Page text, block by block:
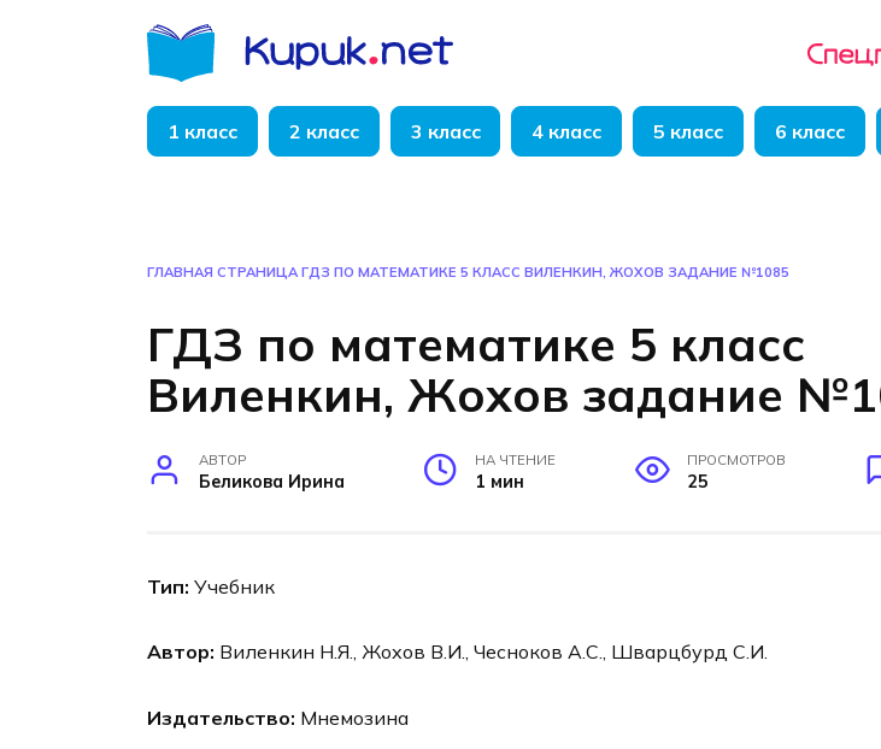
1 класс 2 класс 3 класс 4 класс 5 класс 6 класс
ГЛАВНАЯ СТРАНИЦА ГДЗ ПО МАТЕМАТИКЕ 5 КЛАСС ВИЛЕНКИН, ЖОХОВ ЗАДАНИЕ №1085
ГДЗ по математике 5 класс
Виленкин, Жохов задание
АВТОР
Беликова Ирина
НА ЧТЕНИЕ
1 мин
ПРОСМОТРОВ
25
Тип: Учебник
Автор: Виленкин Н.Я., Жохов В.И., Чесноков А.С., Шварцбурд С.И.
Издательство: Мнемозина